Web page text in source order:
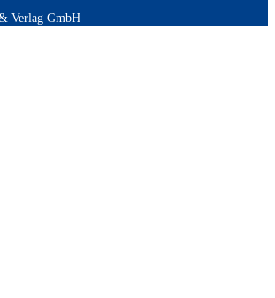
Verlag GmbH